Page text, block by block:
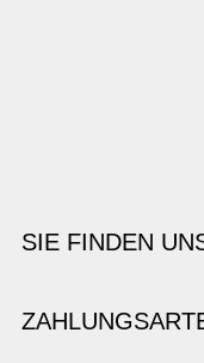
SIE FINDEN